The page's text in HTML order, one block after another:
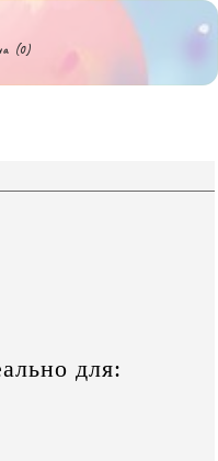
(0)
для: